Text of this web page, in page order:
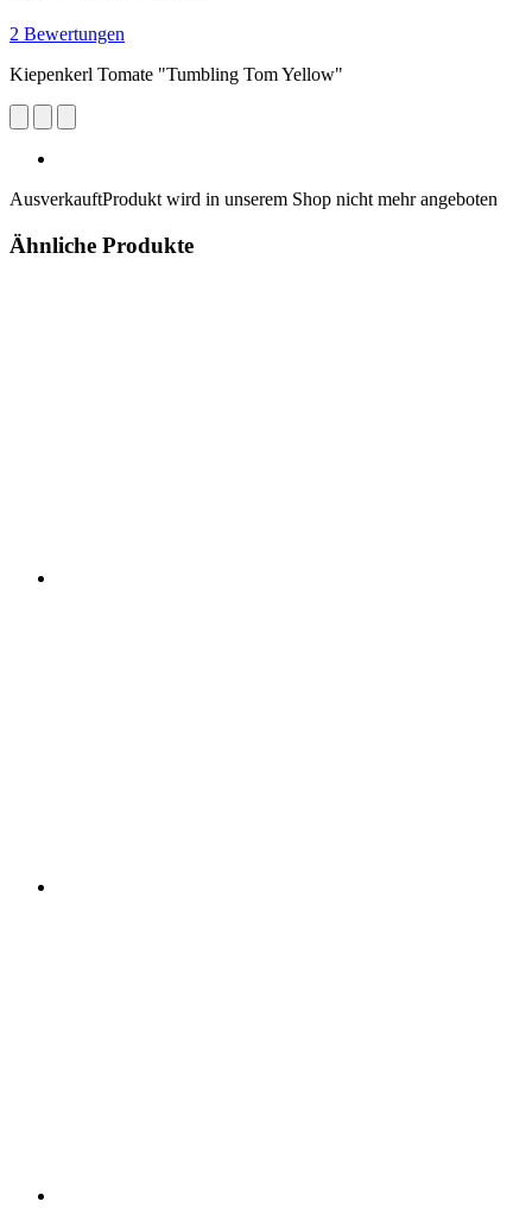
2 Bewertungen
Kiepenkerl Tomate "Tumbling Tom Yellow"
AusverkauftProdukt wird in unserem Shop nicht mehr angeboten
Ähnliche Produkte